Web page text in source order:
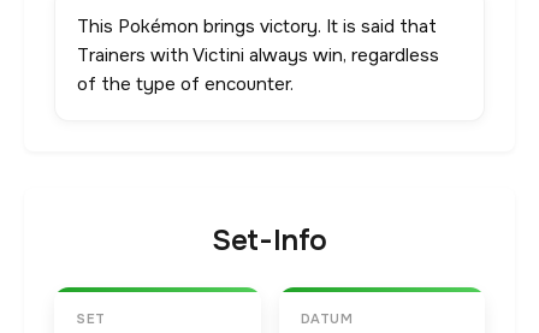
This Pokémon brings victory. It is said that
Trainers with Victini always win, regardless
of the type of encounter.
Set-Info
SET DATUM